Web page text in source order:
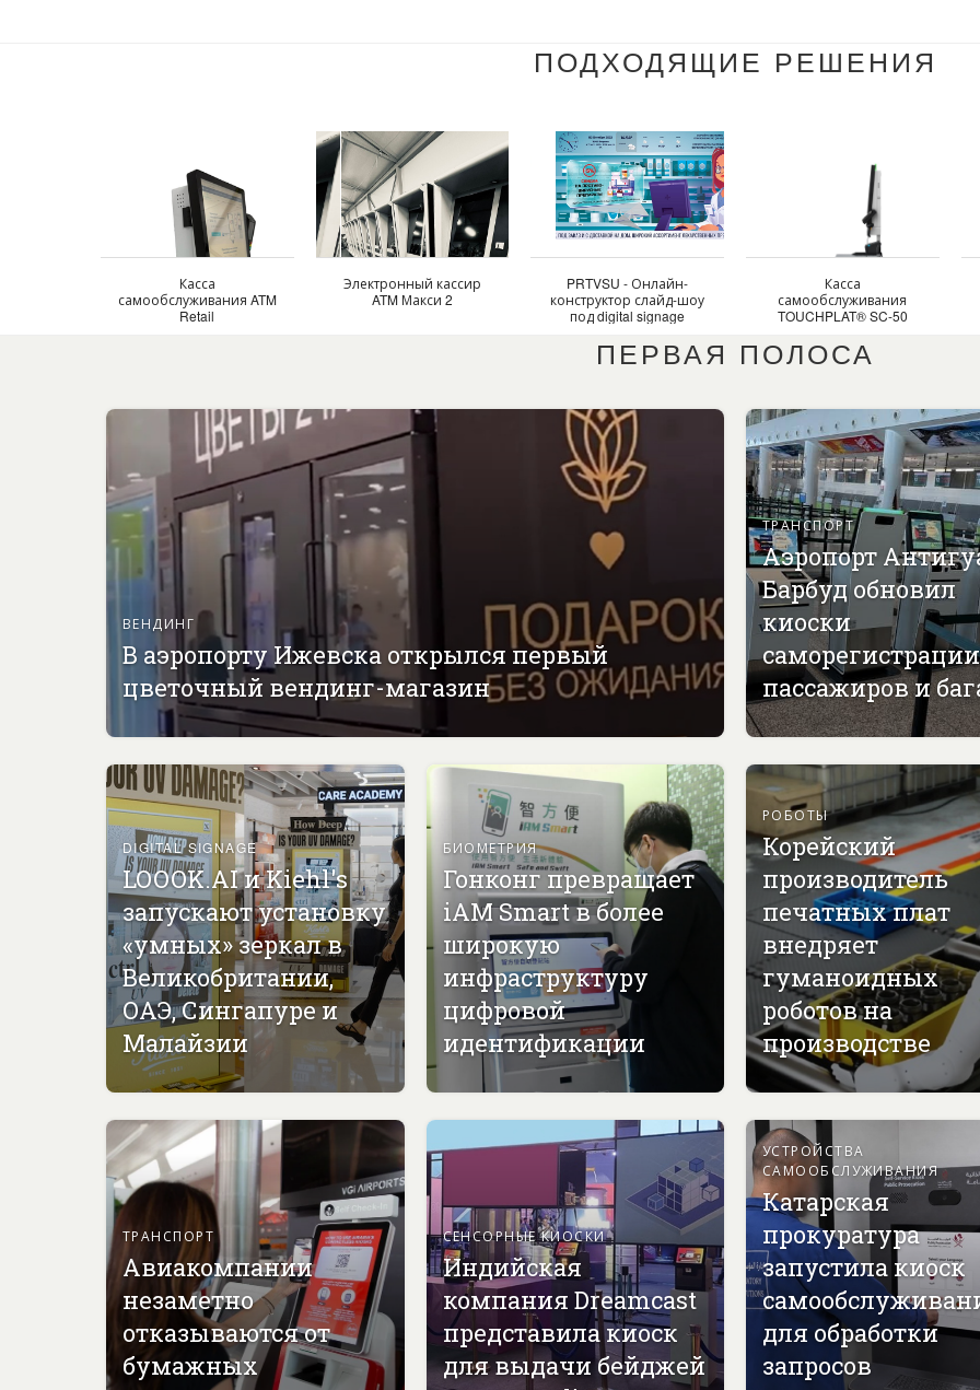
ПОДХОДЯЩИЕ РЕШЕНИЯ
Касса
самообслуживания ATM
Retail
Электронный кассир
ATM Макси 2
PRTVSU - Онлайн-
конструктор слайд-шоу
под digital signage
Касса
самообслуживания
TOUCHPLAT® SC-50
ПЕРВАЯ ПОЛОСА
ВЕНДИНГ
В аэропорту Ижевска открылся первый
цветочный вендинг-магазин
ТРАНСПОРТ
Аэропорт
Барбуд обновил
киоски
саморегистрации
пассажиров и
DIGITAL SIGNAGE
LOOOK.AI и Kiehl's
запускают установку
«умных» зеркал в
Великобритании,
ОАЭ, Сингапуре и
Малайзии
БИОМЕТРИЯ
Гонконг превращает
iAM Smart в более
широкую
инфраструктуру
цифровой
идентификации
РОБОТЫ
Корейский
производитель
печатных плат
внедряет
гуманоидных
роботов на
производстве
ТРАНСПОРТ
Авиакомпании
незаметно
отказываются от
бумажных
СЕНСОРНЫЕ КИОСКИ
Индийская
компания Dreamcast
представила киоск
для выдачи бейджей
УСТРОЙСТВА
САМООБСЛУЖИВАНИЯ
Катарская
прокуратура
запустила киоск
для обработки
запросов